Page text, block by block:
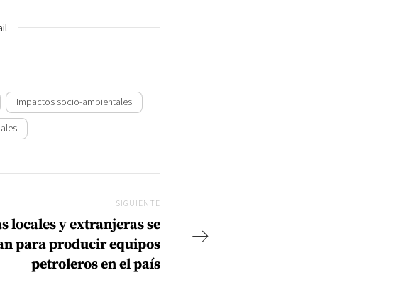
Impactos socio-ambientales
SIGUIENTE
locales y extranjeras se
para producir equipos
petroleros en el país